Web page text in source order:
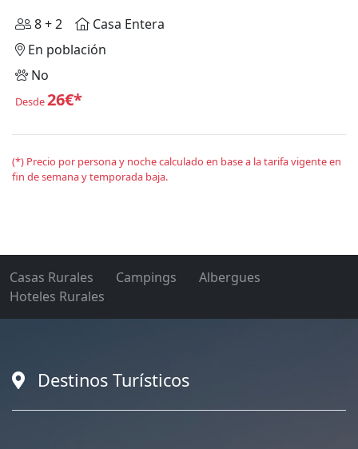
8 + 2
Casa Entera
En población
No
Desde26€*
(*) Precio por persona y noche calculado en base a la tarifa vigente en
fin de semana y temporada baja.
Casas Rurales Campings
Albergues
Hoteles Rurales
Destinos Turísticos